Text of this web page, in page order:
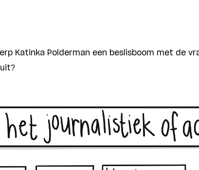
Katinka Polderman een beslisboom met de